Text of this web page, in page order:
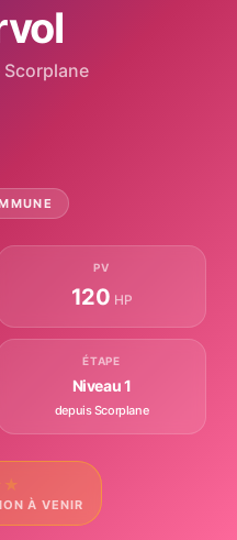
PV
120 HP
ÉTAPE
Niveau 1
depuis Scorplane
★
À VENIR